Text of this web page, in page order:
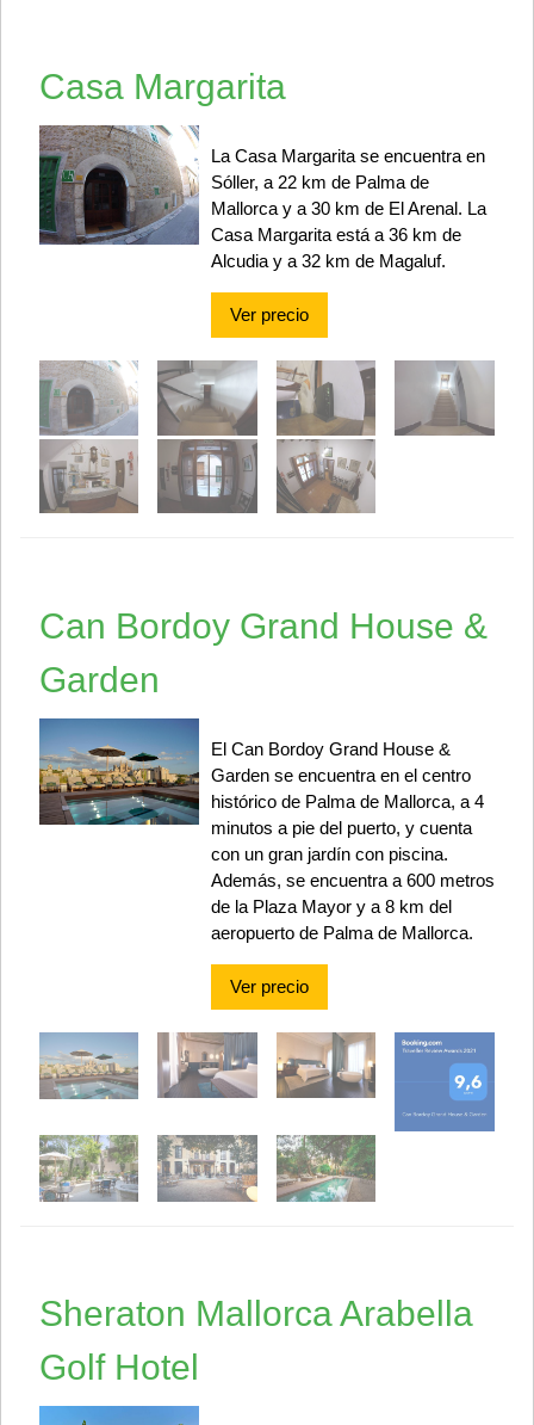
Casa Margarita
La Casa Margarita se encuentra en
Sóller, a 22 km de Palma de
Mallorca y a 30 km de El Arenal. La
Casa Margarita está a 36 km de
Alcudia y a 32 km de Magaluf.
Ver precio
Can Bordoy Grand House &
Garden
El Can Bordoy Grand House &
Garden se encuentra en el centro
histórico de Palma de Mallorca, a 4
minutos a pie del puerto, y cuenta
con un gran jardín con piscina.
Además, se encuentra a 600 metros
de la Plaza Mayor y a 8 km del
aeropuerto de Palma de Mallorca.
Ver precio
Sheraton Mallorca Arabella
Golf Hotel